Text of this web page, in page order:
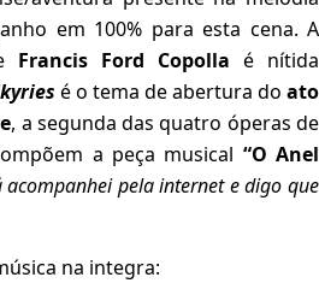
em 100% para esta cena. A
Francis Ford Copolla é nítida
é o tema de abertura do ato
, a segunda das quatro óperas de
a peça musical “O Anel
acompanhei pela internet e digo que
na integra: